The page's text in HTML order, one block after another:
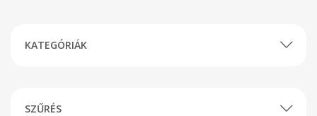
KATEGÓRIÁK
SZŰRÉS